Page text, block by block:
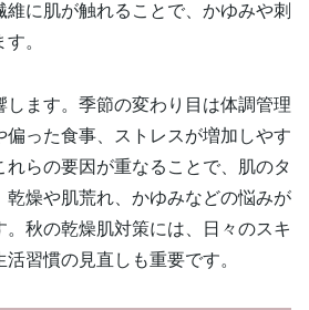
維に肌が触れることで、かゆみや刺
。
します。季節の変わり目は体調管理
偏った食事、ストレスが増加しやす
れらの要因が重なることで、肌のタ
乾燥や肌荒れ、かゆみなどの悩みが
秋の乾燥肌対策には、日々のスキ
習慣の見直しも重要です。